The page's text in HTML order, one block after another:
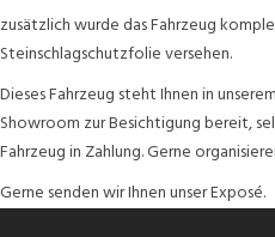
zusätzlich wurde das Fahrzeug
Steinschlagschutzfolie versehen.
Dieses Fahrzeug steht Ihnen in
Showroom zur Besichtigung bereit,
Fahrzeug in Zahlung. Gerne
Gerne senden wir Ihnen unser Exposé.